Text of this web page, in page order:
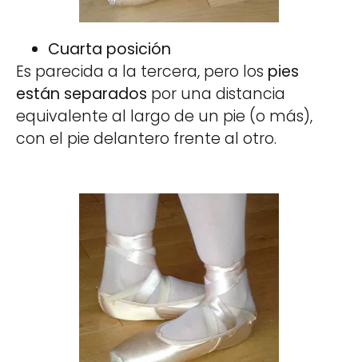
Cuarta posición
Es parecida a la tercera, pero los pies
están separados por una distancia
equivalente al largo de un pie (o más),
con el pie delantero frente al otro.